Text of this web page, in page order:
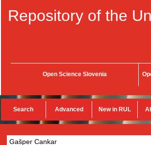
Repository of the
Open Science Slovenia
Search Advanced New in RUL